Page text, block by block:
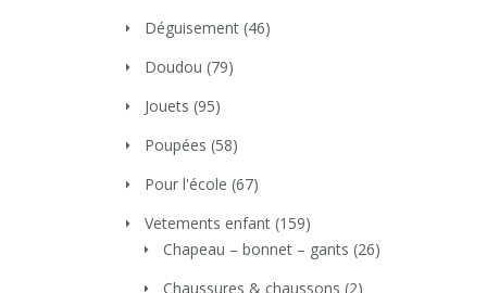
Déguisement (46)
Doudou (79)
Jouets (95)
Poupées (58)
Pour l'école (67)
Vetements enfant (159)
Chapeau – bonnet – gants (26)
Chaussures & chaussons (2)